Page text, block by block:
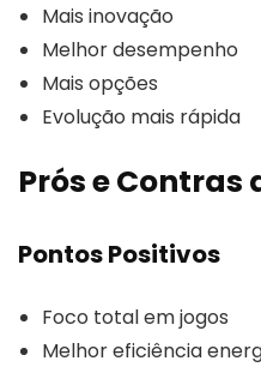
Mais inovação
Melhor desempenho
Mais opções
Evolução mais rápida
Prós e Contras
Pontos Positivos
Foco total em jogos
Melhor eficiência